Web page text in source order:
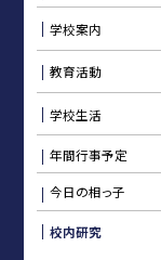
学校案内
教育活動
学校生活
年間行事予定
今日の相っ子
校内研究